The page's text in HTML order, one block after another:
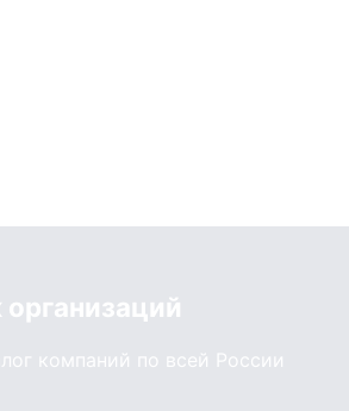
компаний по всей России